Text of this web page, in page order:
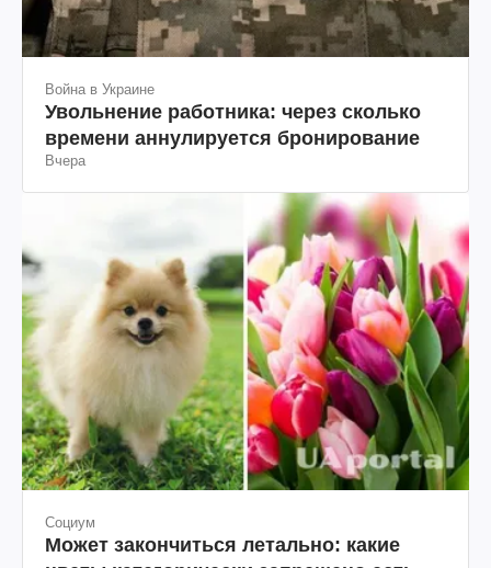
Война в Украине
Увольнение работника: через сколько
времени аннулируется бронирование
Вчера
Социум
Может закончиться летально: какие